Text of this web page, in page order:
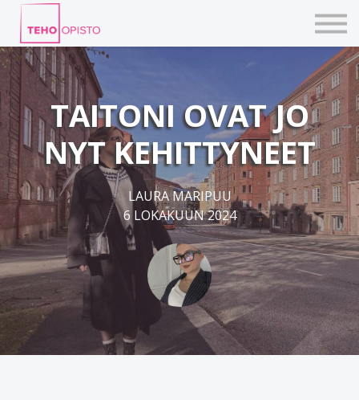
KIRJAUDU TEHOVERKKOON
TAITONI OVAT JO
NYT KEHITTYNEET
LAURA MARIPUU
6 LOKAKUUN 2024